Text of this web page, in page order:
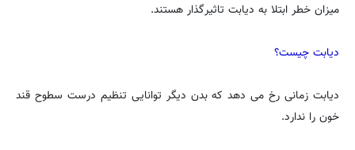
میزان خطر ابتلا به دیابت تاثیرگذار هستند.
دیابت چیست؟
دیابت زمانی رخ می دهد که بدن دیگر توانایی تنظیم درست سطوح قند
خون را ندارد.